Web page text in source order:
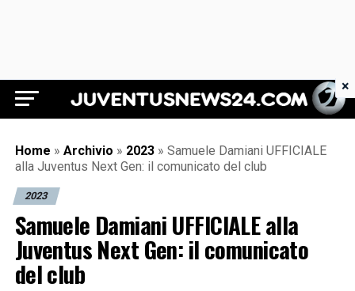
Juventus News 24
Home » Archivio » 2023 » Samuele Damiani UFFICIALE
alla Juventus Next Gen: il comunicato del club
2023
Samuele Damiani UFFICIALE alla
Juventus Next Gen: il comunicato
del club
×